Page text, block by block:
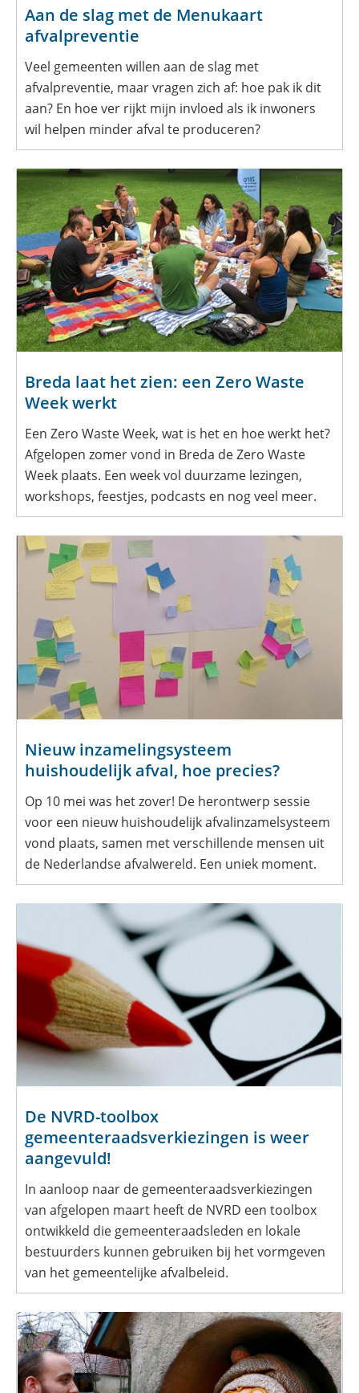
Aan de slag met de Menukaart
afvalpreventie
Veel gemeenten willen aan de slag met
afvalpreventie, maar vragen zich af: hoe pak ik dit
aan? En hoe ver rijkt mijn invloed als ik inwoners
wil helpen minder afval te produceren?
Breda laat het zien: een Zero Waste
Week werkt
Een Zero Waste Week, wat is het en hoe werkt het?
Afgelopen zomer vond in Breda de Zero Waste
Week plaats. Een week vol duurzame lezingen,
workshops, feestjes, podcasts en nog veel meer.
Nieuw inzamelingsysteem
huishoudelijk afval, hoe precies?
Op 10 mei was het zover! De herontwerp sessie
voor een nieuw huishoudelijk afvalinzamelsysteem
vond plaats, samen met verschillende mensen uit
de Nederlandse afvalwereld. Een uniek moment.
De NVRD-toolbox
gemeenteraadsverkiezingen is weer
aangevuld!
In aanloop naar de gemeenteraadsverkiezingen
van afgelopen maart heeft de NVRD een toolbox
ontwikkeld die gemeenteraadsleden en lokale
bestuurders kunnen gebruiken bij het vormgeven
van het gemeentelijke afvalbeleid.